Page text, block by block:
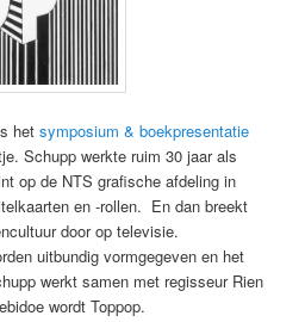
hetsymposium & boekpresentatie
Schupp werkte ruim 30 jaar als
op de NTS grafische afdeling in
en -rollen. En dan breekt
door op televisie.
uitbundig vormgegeven en het
werkt samen met regisseur Rien
wordt Toppop.